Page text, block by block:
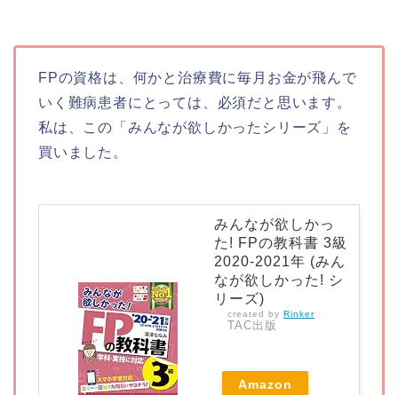
FPの資格は、何かと治療費に毎月お金が飛んで
いく難病患者にとっては、必須だと思います。
私は、この「みんなが欲しかったシリーズ」を
買いました。
みんなが欲しかっ
た! FPの教科書 3級
2020-2021年 (みん
なが欲しかった! シ
リーズ)
created by Rinker
TAC出版
Amazon